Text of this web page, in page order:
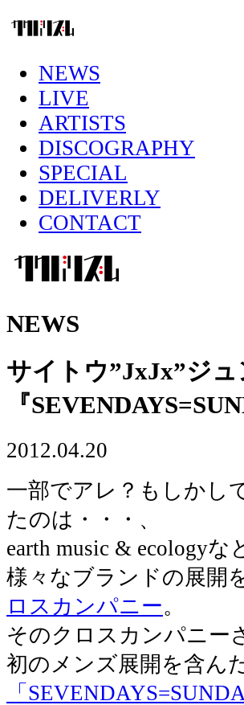
NEWS
LIVE
ARTISTS
DISCOGRAPHY
SPECIAL
DELIVERLY
CONTACT
NEWS
サイトウ”JxJx”ジ
『
2012.04.20
一部でアレ？もしかし
たのは・・・、
earth music & ecology
様々なブランドの展開
ロスカンパニー。
そのクロスカンパニー
初のメンズ展開を含ん
「